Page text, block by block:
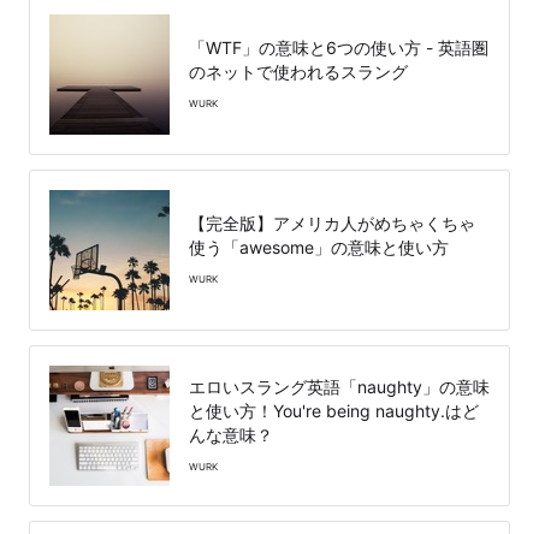
「WTF」の意味と6つの使い方 - 英語圏
のネットで使われるスラング
WURK
【完全版】アメリカ人がめちゃくちゃ
使う「awesome」の意味と使い方
WURK
エロいスラング英語「naughty」の意味
と使い方！You're being naughty.はど
んな意味？
WURK